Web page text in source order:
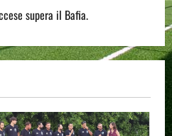
supera il Bafia.